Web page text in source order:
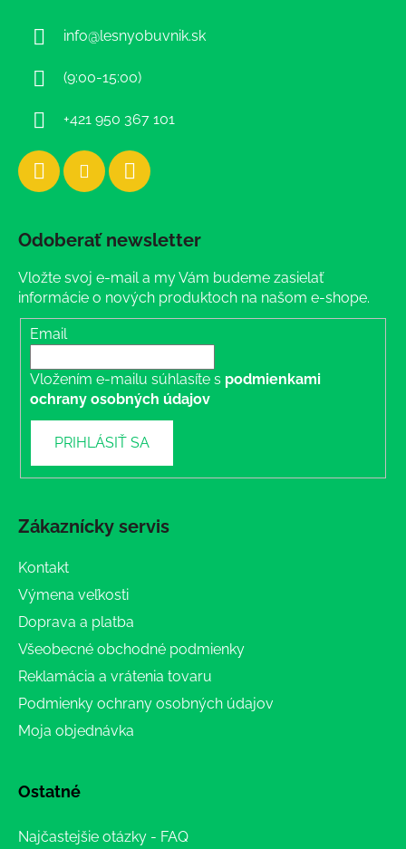
info@lesnyobuvnik.sk
(9:00-15:00)
+421 950 367 101
Odoberať newsletter
Vložte svoj e-mail a my Vám budeme zasielať
informácie o nových produktoch na našom e-shope.
Email
Vložením e-mailu súhlasíte s podmienkami
ochrany osobných údajov
PRIHLÁSIŤ SA
Zákaznícky servis
Kontakt
Výmena veľkosti
Doprava a platba
Všeobecné obchodné podmienky
Reklamácia a vrátenia tovaru
Podmienky ochrany osobných údajov
Moja objednávka
Ostatné
Najčastejšie otázky - FAQ